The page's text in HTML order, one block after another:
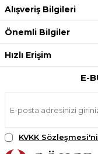
Alışveriş Bilgileri
Önemli Bilgiler
Hızlı Erişim
E-
KVKK Sözleşmesi'ni